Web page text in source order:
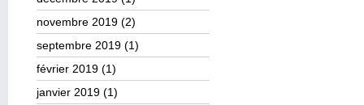
novembre 2019 (2)
septembre 2019 (1)
février 2019 (1)
janvier 2019 (1)